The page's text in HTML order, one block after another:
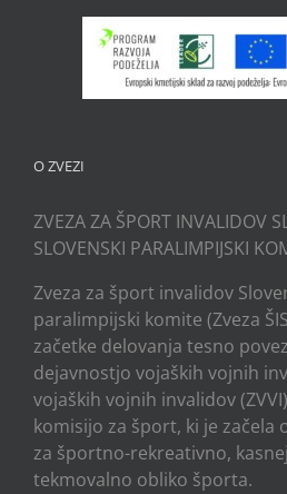
O ZVEZI
ZVEZA ZA ŠPORT INVALIDOV
SLOVENSKI PARALIMPIJSKI
Zveza za šport invalidov
paralimpijski komite (Zveza
začetke delovanja tesno
dejavnostjo vojaških vojnih
vojaških vojnih invalidov
komisijo za šport, ki je začela
za športno-rekreativno,
tekmovalno obliko športa.